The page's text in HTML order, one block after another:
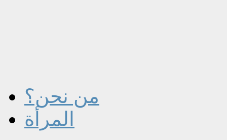
من نحن؟
المرأة